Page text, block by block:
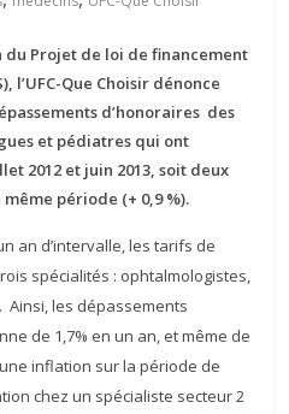
Projet de loi de financement
l’UFC-Que Choisir dénonce
d’honoraires des
et pédiatres qui ont
2012 et juin 2013, soit deux
période (+ 0,9 %).
an d’intervalle, les tarifs de
spécialités : ophtalmologistes,
Ainsi, les dépassements
de 1,7% en un an, et même de
inflation sur la période de
chez un spécialiste secteur 2